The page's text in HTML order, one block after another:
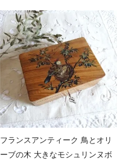
フランスアンティーク 鳥とオリ
ーブの木 大きなモシュリンヌボ